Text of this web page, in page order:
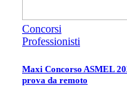
Concorsi
Professionisti
Maxi Concorso ASMEL
prova da remoto